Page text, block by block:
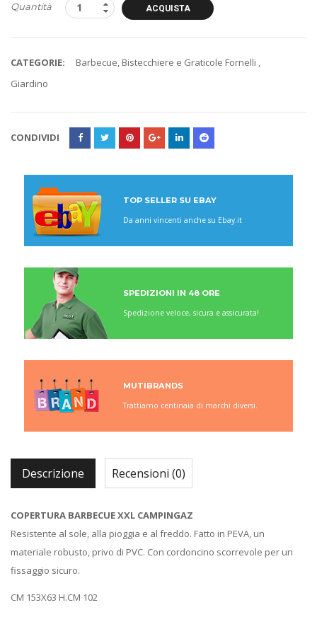
Quantità ACQUISTA
CATEGORIE: Barbecue, Bistecchiere e Graticole Fornelli ,
Giardino
CONDIVIDI
TOP SELLER SU EBAY
Da anni vincenti anche su Ebay.it
SPEDIZIONI IN 48 ORE
Spedizione veloce, sicura e assicurata!
MUTIBRANDS
Trattiamo centinaia di marchi diversi.
Descrizione Recensioni (0)
COPERTURA BARBECUE XXL CAMPINGAZ
Resistente al sole, alla pioggia e al freddo. Fatto in PEVA, un
materiale robusto, privo di PVC. Con cordoncino scorrevole per un
fissaggio sicuro.
CM 153X63 H.CM 102